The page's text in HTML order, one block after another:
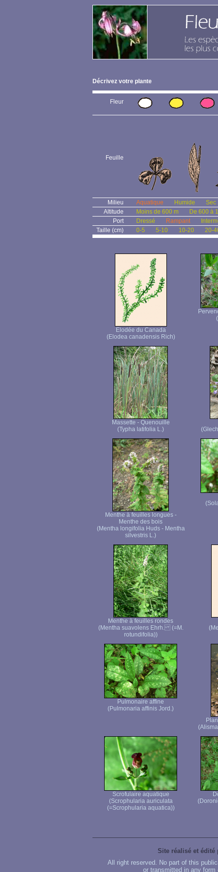
Décrivez votre plante
Fleur
Feuille
Milieu Aquatique Humide
Sec
Altitude
Moins de 600 m
De 600 à
Port
Dressé Rampant
Taille (cm)
0-5 5-10 10-20 20-
Elodée du Canada
(Elodea canadensis Rich)
Massette - Quenouille
(Typha latifolia L.)
Menthe à feuilles longues -
Menthe des bois
(Mentha longifolia Huds - Mentha
silvestris L.)
Menthe à feuilles rondes
(Mentha suavolens Ehrh. (=M.
rotundifolia))
Pulmonaire affine
(Pulmonaria affinis Jord.)
Scrofulaire aquatique
(Scrophularia auriculata
(=Scrophularia aquatica))
Site réalisé et édité
All right reserved. No part of this
or transmitted in any